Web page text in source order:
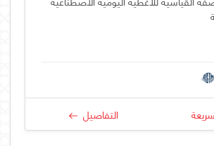
التفاصيل